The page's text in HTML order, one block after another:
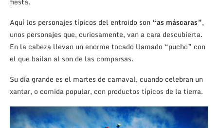
Aquí los personajes típicos del entroido son “as máscaras”,
unos personajes que, curiosamente, van a cara descubierta.
En la cabeza llevan un enorme tocado llamado “pucho” con
el que bailan al son de las comparsas.
Su día grande es el martes de carnaval, cuando celebran un
xantar, o comida popular, con productos típicos de la tierra.